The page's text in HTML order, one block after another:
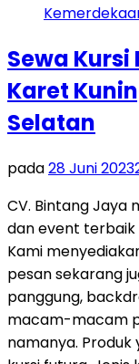
Sewa
Karet
Selatan
pada28 Juni 2023
CV. Bintang Jaya
dan event
Kami
pesan sekarang
panggung,
macam-macam
namanya.